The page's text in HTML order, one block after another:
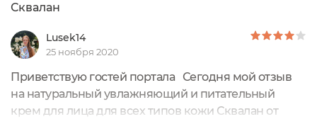
Сквалан
Lusek14
25 ноября 2020
Приветствую гостей портала Сегодня мой отзыв
на натуральный увлажняющий и питательный
крем для лица для всех типов кожи Сквалан от